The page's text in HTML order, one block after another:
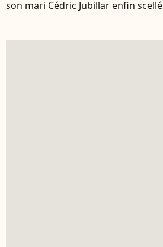
son mari Cédric Jubillar enfin scellé